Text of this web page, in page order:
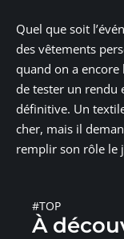
Quel que soit
des vêtements
quand on a
de tester un rendu
définitive. Un
cher, mais il
remplir son rôle le
#TOP
À